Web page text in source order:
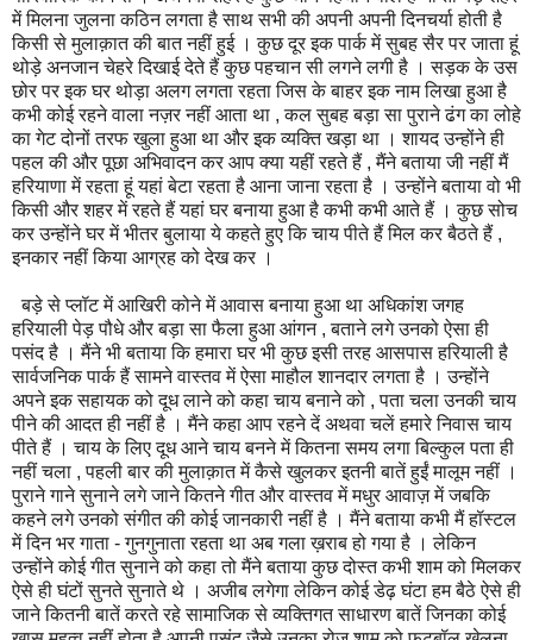
में मिलना जुलना कठिन लगता है साथ सभी की अपनी अपनी दिनचर्या होती है
किसी से मुलाक़ात की बात नहीं हुई । कुछ दूर इक पार्क में सुबह सैर पर जाता हूं
थोड़े अनजान चेहरे दिखाई देते हैं कुछ पहचान सी लगने लगी है । सड़क के उस
छोर पर इक घर थोड़ा अलग लगता रहता जिस के बाहर इक नाम लिखा हुआ है
कभी कोई रहने वाला नज़र नहीं आता था , कल सुबह बड़ा सा पुराने ढंग का लोहे
का गेट दोनों तरफ खुला हुआ था और इक व्यक्ति खड़ा था । शायद उन्होंने ही
पहल की और पूछा अभिवादन कर आप क्या यहीं रहते हैं , मैंने बताया जी नहीं मैं
हरियाणा में रहता हूं यहां बेटा रहता है आना जाना रहता है । उन्होंने बताया वो भी
किसी और शहर में रहते हैं यहां घर बनाया हुआ है कभी कभी आते हैं । कुछ सोच
कर उन्होंने घर में भीतर बुलाया ये कहते हुए कि चाय पीते हैं मिल कर बैठते हैं ,
इनकार नहीं किया आग्रह को देख कर ।
बड़े से प्लॉट में आखिरी कोने में आवास बनाया हुआ था अधिकांश जगह
हरियाली पेड़ पौधे और बड़ा सा फैला हुआ आंगन , बताने लगे उनको ऐसा ही
पसंद है । मैंने भी बताया कि हमारा घर भी कुछ इसी तरह आसपास हरियाली है
सार्वजनिक पार्क हैं सामने वास्तव में ऐसा माहौल शानदार लगता है । उन्होंने
अपने इक सहायक को दूध लाने को कहा चाय बनाने को , पता चला उनकी चाय
पीने की आदत ही नहीं है । मैंने कहा आप रहने दें अथवा चलें हमारे निवास चाय
पीते हैं । चाय के लिए दूध आने चाय बनने में कितना समय लगा बिल्कुल पता ही
नहीं चला , पहली बार की मुलाक़ात में कैसे खुलकर इतनी बातें हुईं मालूम नहीं ।
पुराने गाने सुनाने लगे जाने कितने गीत और वास्तव में मधुर आवाज़ में जबकि
कहने लगे उनको संगीत की कोई जानकारी नहीं है । मैंने बताया कभी मैं हॉस्टल
में दिन भर गाता - गुनगुनाता रहता था अब गला ख़राब हो गया है । लेकिन
उन्होंने कोई गीत सुनाने को कहा तो मैंने बताया कुछ दोस्त कभी शाम को मिलकर
ऐसे ही घंटों सुनते सुनाते थे । अजीब लगेगा लेकिन कोई डेढ़ घंटा हम बैठे ऐसे ही
जाने कितनी बातें करते रहे सामाजिक से व्यक्तिगत साधारण बातें जिनका कोई